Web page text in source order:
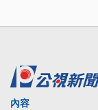
內容